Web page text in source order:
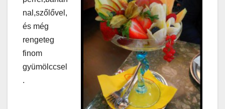
nal,szőlővel,
és még
rengeteg
finom
gyümölccsel
.